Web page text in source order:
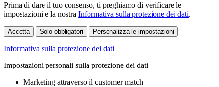
Prima di dare il tuo consenso, ti preghiamo di verificare le
impostazioni e la nostra Informativa sulla protezione dei dati.
Accetta Solo obbligatori Personalizza le impostazioni
Informativa sulla protezione dei dati
Impostazioni personali sulla protezione dei dati
Marketing attraverso il customer match